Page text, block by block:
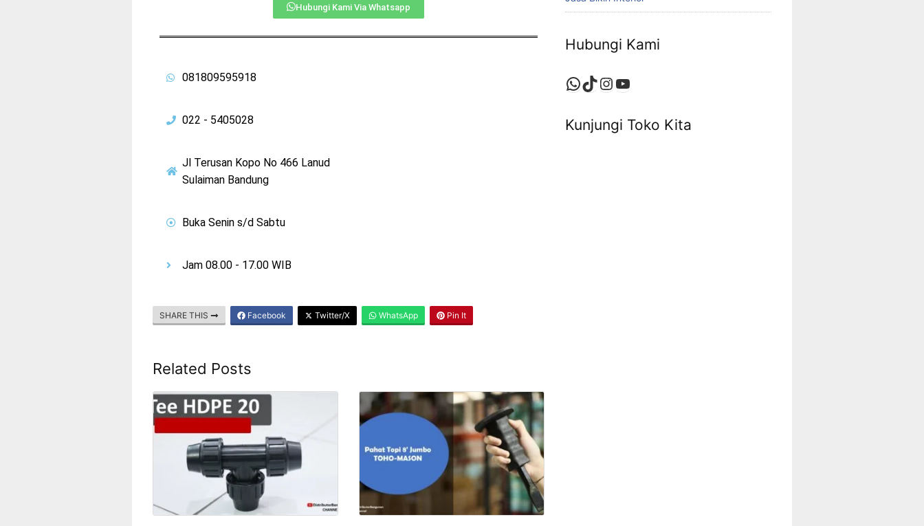
Hubungi Kami Via Whatsapp
081809595918
022 - 5405028
Jl Terusan Kopo No 466 Lanud
Sulaiman Bandung
Buka Senin s/d Sabtu
Jam 08.00 - 17.00 WIB
SHARE THIS Facebook Twitter/X WhatsApp Pin It
Related Posts
Hubungi Kami
Kunjungi Toko Kita